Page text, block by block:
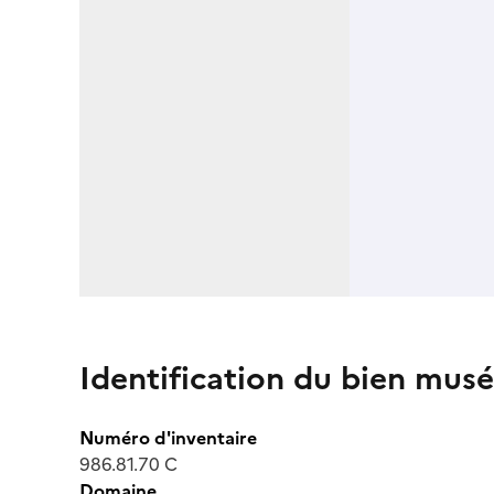
Identification du bien
Numéro d'inventaire
986.81.70 C